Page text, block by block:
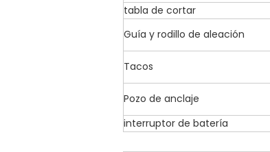
tabla de cortar
Guía y rodillo de aleación
Tacos
Pozo de anclaje
interruptor de batería